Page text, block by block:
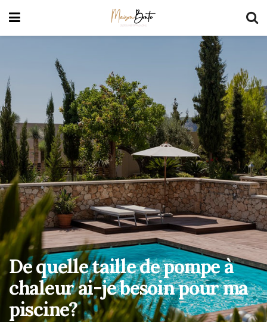
De quelle taille de pompe à
chaleur ai-je besoin pour ma
piscine?